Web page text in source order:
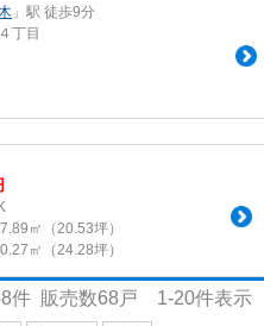
」駅 徒歩9分
４丁目
㎡（20.53坪）
㎡（24.28坪）
件 販売数68 戸 1-20件表示